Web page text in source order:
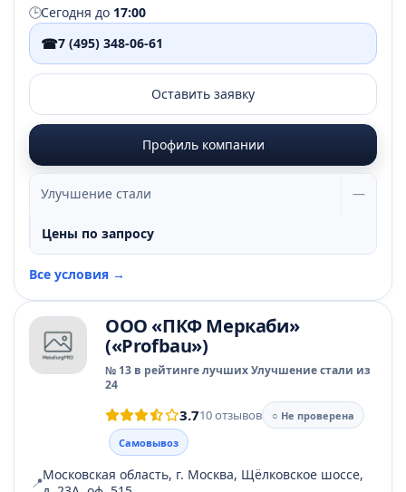
🕒Сегодня до 17:00
☎7 (495) 348-06-61
Оставить заявку
Профиль компании
Улучшение стали —
Цены по запросу
Все условия →
ООО «ПКФ Меркаби»
(«Profbau»)
№ 13 в рейтинге лучших Улучшение стали из
24
3.710 отзывов
○ Не проверена
Самовывоз
📍Московская область, г. Москва, Щёлковское шоссе,